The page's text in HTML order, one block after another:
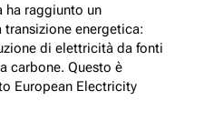
ha raggiunto un
energetica:
di elettricità da fonti
carbone. Questo è
European Electricity